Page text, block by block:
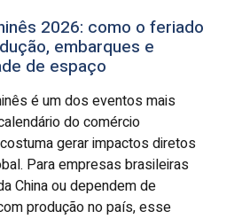
2026: como o feriado
embarques e
de espaço
é um dos eventos mais
do comércio
gerar impactos diretos
Para empresas brasileiras
China ou dependem de
produção no país, esse